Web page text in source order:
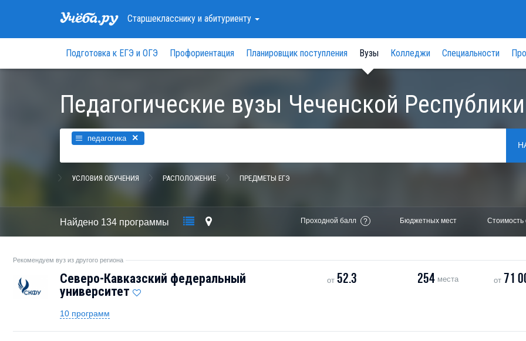
Старшеклассникуи абитуриенту
Подготовка к ЕГЭ и ОГЭ Профориентация Планировщик поступления Вузы Колледжи Специальности
Педагогические вузы Чеченской Республики
педагогика ×
УСЛОВИЯ ОБУЧЕНИЯ РАСПОЛОЖЕНИЕ ПРЕДМЕТЫ ЕГЭ
Найдено 134 программы Проходной балл ? Бюджетных мест Стоимость
Рекомендуем вуз из другого региона
Северо-Кавказский федеральный
университет
от52.3 254места от 71
10 программ